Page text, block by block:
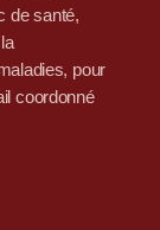
de santé,
pour
coordonné